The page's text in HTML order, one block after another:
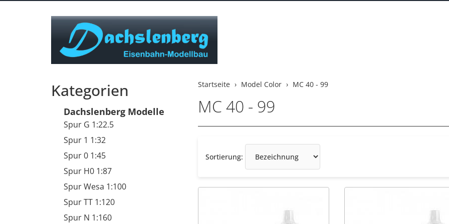
Startseite Model Color MC 40 - 99
MC 40 - 99
Sortierung:
Kategorien
Dachslenberg Modelle
Spur G 1:22.5
Spur 1 1:32
Spur 0 1:45
Spur H0 1:87
Spur Wesa 1:100
Spur TT 1:120
Spur N 1:160